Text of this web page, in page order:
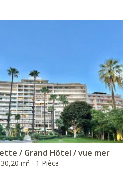
/ Grand Hôtel / vue mer
30,20 m² - 1 Pièce